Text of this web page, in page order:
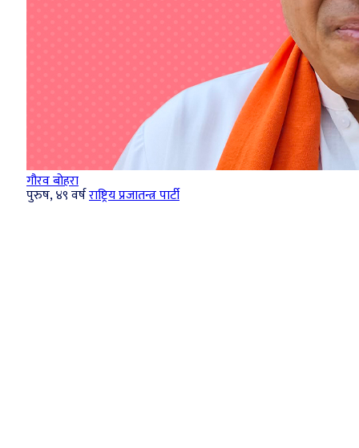
गौरव बोहरा
पुरुष, ४९ वर्षराष्ट्रिय प्रजातन्त्र पार्टी